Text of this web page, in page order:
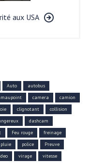
aux USA
Auto
autobus
camera
camion
clignotant
collision
dashcam
Feu rouge
freinage
pluie police
Preuve
virage vitesse